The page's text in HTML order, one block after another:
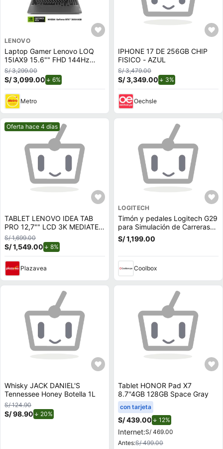
LENOVO
Laptop Gamer Lenovo LOQ
15IAX9 15.6"" FHD 144Hz
Intel Core i5-12450HX 512GB
SSD 16GB RTX 3050 6GB
S/ 3,299.00
S/ 3,099.00 6%
Metro
IPHONE 17 DE 256GB CHIP
FISICO - AZUL
S/ 3,479.00
S/ 3,349.00 3%
Oechsle
Mejor precio.
Oferta hace 4 días
TABLET LENOVO IDEA TAB
PRO 12,7"" LCD 3K MEDIATEK
DIMENSITY 8300 8GB RAM
128GB INCLUYE LÁPIZ Y
FUNDA
S/ 1,699.00
S/ 1,549.00 8%
Plazavea
LOGITECH
Timón y pedales Logitech G29
para Simulación de Carreras
PS5/PS4/PC, volante de cuero
y Force Feedback
S/ 1,199.00
Coolbox
Whisky JACK DANIEL'S
Tennessee Honey Botella 1L
S/ 124.90
S/ 98.90 20%
Tablet HONOR Pad X7
8.7''4GB 128GB Space Gray
con tarjeta
S/ 439.00 12%
Internet:S/ 469.00
Antes:S/ 499.00